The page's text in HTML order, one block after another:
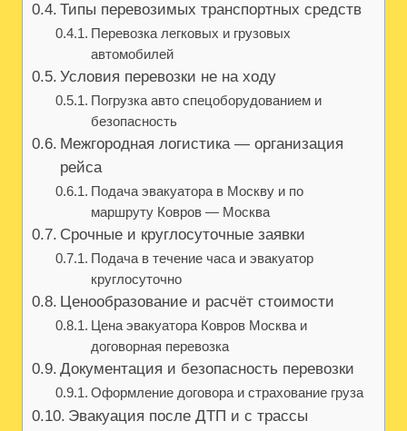
Типы перевозимых транспортных средств
Перевозка легковых и грузовых
автомобилей
Условия перевозки не на ходу
Погрузка авто спецоборудованием и
безопасность
Межгородная логистика — организация
рейса
Подача эвакуатора в Москву и по
маршруту Ковров — Москва
Срочные и круглосуточные заявки
Подача в течение часа и эвакуатор
круглосуточно
Ценообразование и расчёт стоимости
Цена эвакуатора Ковров Москва и
договорная перевозка
Документация и безопасность перевозки
Оформление договора и страхование груза
Эвакуация после ДТП и с трассы